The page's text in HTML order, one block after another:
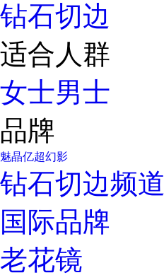
钻石切边
适合人群
女士男士
品牌
魅晶亿超幻影
钻石切边频道
国际品牌
老花镜